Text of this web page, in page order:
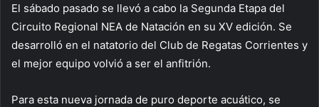
El sábado pasado se llevó a cabo la Segunda Etapa del
Circuito Regional NEA de Natación en su XV edición. Se
desarrolló en el natatorio del Club de Regatas Corrientes y
el mejor equipo volvió a ser el anfitrión.
Para esta nueva jornada de puro deporte acuático, se